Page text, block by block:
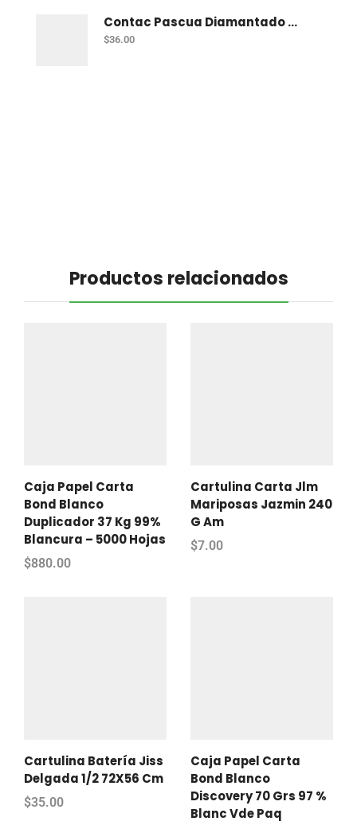
Contac Pascua Diamantado 2 Mt Dorado
$36.00
Productos relacionados
Caja Papel Carta
Bond Blanco
Duplicador 37 Kg 99%
Blancura – 5000 Hojas
$880.00
Cartulina Carta Jlm
Mariposas Jazmin 240
G Am
$7.00
Cartulina Batería Jiss
Delgada 1/2 72X56 Cm
$35.00
Caja Papel Carta
Bond Blanco
Discovery 70 Grs 97 %
Blanc Vde Paq